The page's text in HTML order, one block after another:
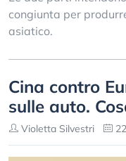
congiunta per
asiatico.
Cina contro
sulle auto.
Violetta Silvestri